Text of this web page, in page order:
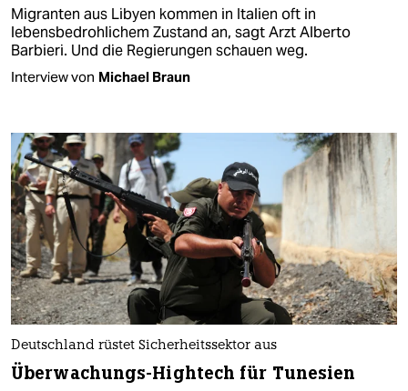
Migranten aus Libyen kommen in Italien oft in
lebensbedrohlichem Zustand an, sagt Arzt Alberto
Barbieri. Und die Regierungen schauen weg.
Interview von Michael Braun
Deutschland rüstet Sicherheitssektor aus
Überwachungs-Hightech für Tunesien